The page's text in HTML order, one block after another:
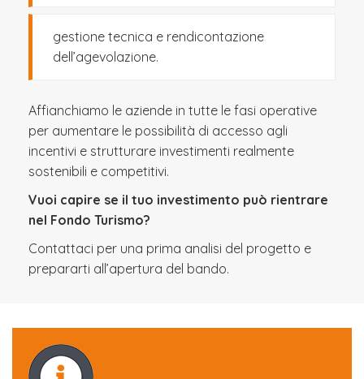
gestione tecnica e rendicontazione
dell’agevolazione.
Affianchiamo le aziende in tutte le fasi operative
per aumentare le possibilità di accesso agli
incentivi e strutturare investimenti realmente
sostenibili e competitivi.
Vuoi capire se il tuo investimento può rientrare
nel Fondo Turismo?
Contattaci per una prima analisi del progetto e
prepararti all’apertura del bando.